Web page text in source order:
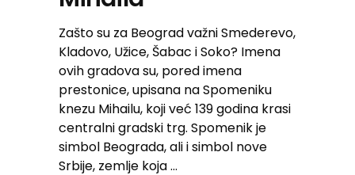
Zašto su za Beograd važni Smederevo,
Kladovo, Užice, Šabac i Soko? Imena
ovih gradova su, pored imena
prestonice, upisana na Spomeniku
knezu Mihailu, koji već 139 godina krasi
centralni gradski trg. Spomenik je
simbol Beograda, ali i simbol nove
Srbije, zemlje koja